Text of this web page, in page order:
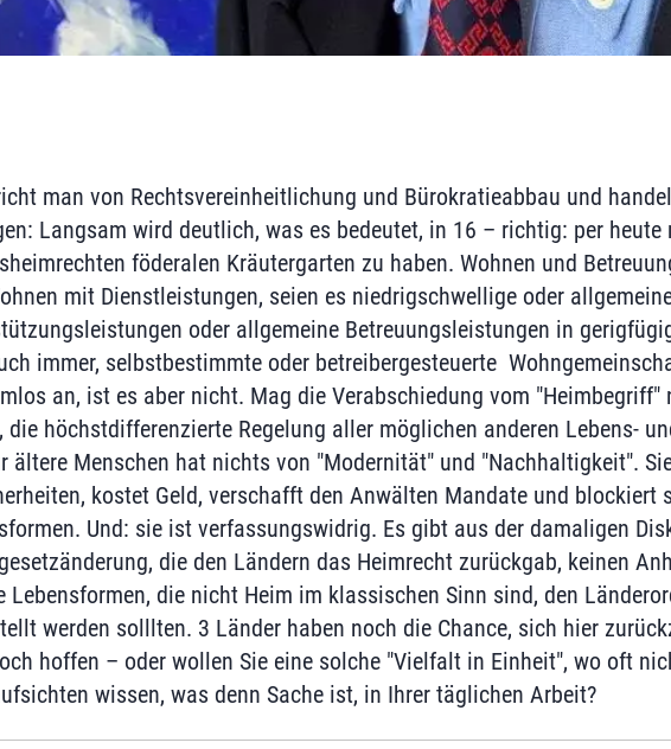
man von Rechtsvereinheitlichung und Bürokratieabbau und
Langsam wird deutlich, was es bedeutet, in 16 – richtig: per heute
föderalen Kräutergarten zu haben. Wohnen und
mit Dienstleistungen, seien es niedrigschwellige oder
oder allgemeine Betreuungsleistungen in
immer, selbstbestimmte oder betreibergesteuerte
an, ist es aber nicht. Mag die Verabschiedung vom "Heimbegriff"
die höchstdifferenzierte Regelung aller möglichen anderen Lebens-
ältere Menschen hat nichts von "Modernität" und "Nachhaltigkeit".
kostet Geld, verschafft den Anwälten Mandate und blockiert
Und: sie ist verfassungswidrig. Es gibt aus der damaligen
die den Ländern das Heimrecht zurückgab, keinen
Lebensformen, die nicht Heim im klassischen Sinn sind, den
werden solllten. 3 Länder haben noch die Chance, sich hier
hoffen – oder wollen Sie eine solche "Vielfalt in Einheit", wo oft
wissen, was denn Sache ist, in Ihrer täglichen Arbeit?